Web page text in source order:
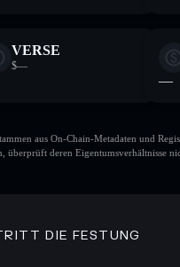
VERSE
$—
—
aus On-Chain-Metadaten und
deren Eigentumsverhältnisse
DIE FESTUNG